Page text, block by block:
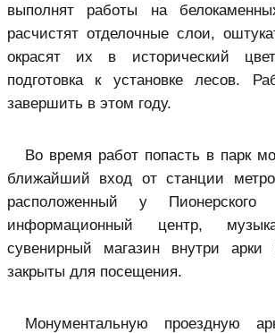
выполнят работы на
расчистят отделочные слои,
окрасят их в исторический
подготовка к установке лесов.
завершить в этом году.
Во время работ попасть в парк
ближайший вход от станции метро
расположенный у
информационный центр,
сувенирный магазин внутри арки
закрыты для посещения.
Монументальную проездную